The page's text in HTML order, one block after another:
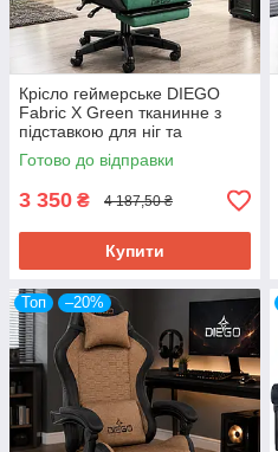
Крісло геймерське DIEGO
Fabric X Green тканинне з
підставкою для ніг та
ергономічними подушками,
зелене
Готово до відправки
3 350 ₴ 4 187,50 ₴
Купити
Топ –20%